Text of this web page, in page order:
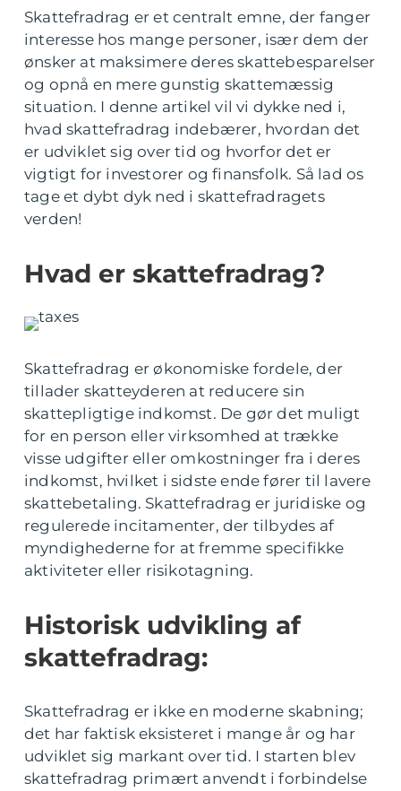
Skattefradrag er et centralt emne, der fanger
interesse hos mange personer, især dem der
ønsker at maksimere deres skattebesparelser
og opnå en mere gunstig skattemæssig
situation. I denne artikel vil vi dykke ned i,
hvad skattefradrag indebærer, hvordan det
er udviklet sig over tid og hvorfor det er
vigtigt for investorer og finansfolk. Så lad os
tage et dybt dyk ned i skattefradragets
verden!
Hvad er skattefradrag?
Skattefradrag er økonomiske fordele, der
tillader skatteyderen at reducere sin
skattepligtige indkomst. De gør det muligt
for en person eller virksomhed at trække
visse udgifter eller omkostninger fra i deres
indkomst, hvilket i sidste ende fører til lavere
skattebetaling. Skattefradrag er juridiske og
regulerede incitamenter, der tilbydes af
myndighederne for at fremme specifikke
aktiviteter eller risikotagning.
Historisk udvikling af
skattefradrag:
Skattefradrag er ikke en moderne skabning;
det har faktisk eksisteret i mange år og har
udviklet sig markant over tid. I starten blev
skattefradrag primært anvendt i forbindelse